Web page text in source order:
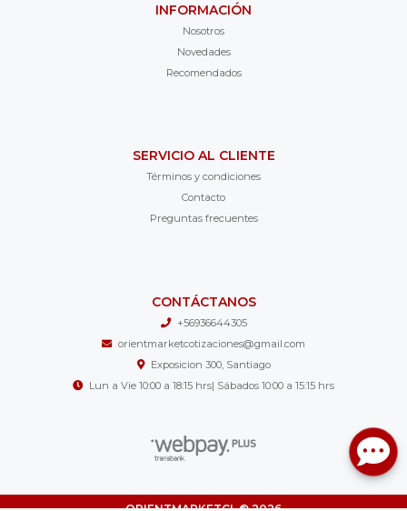
INFORMACIÓN
Nosotros
Novedades
Recomendados
SERVICIO AL CLIENTE
Términos y condiciones
Contacto
Preguntas frecuentes
CONTÁCTANOS
+56936644305
orientmarketcotizaciones@gmail.com
Exposicion 300, Santiago
Lun a Vie 10:00 a 18:15 hrs| Sábados 10:00 a 15:15 hrs